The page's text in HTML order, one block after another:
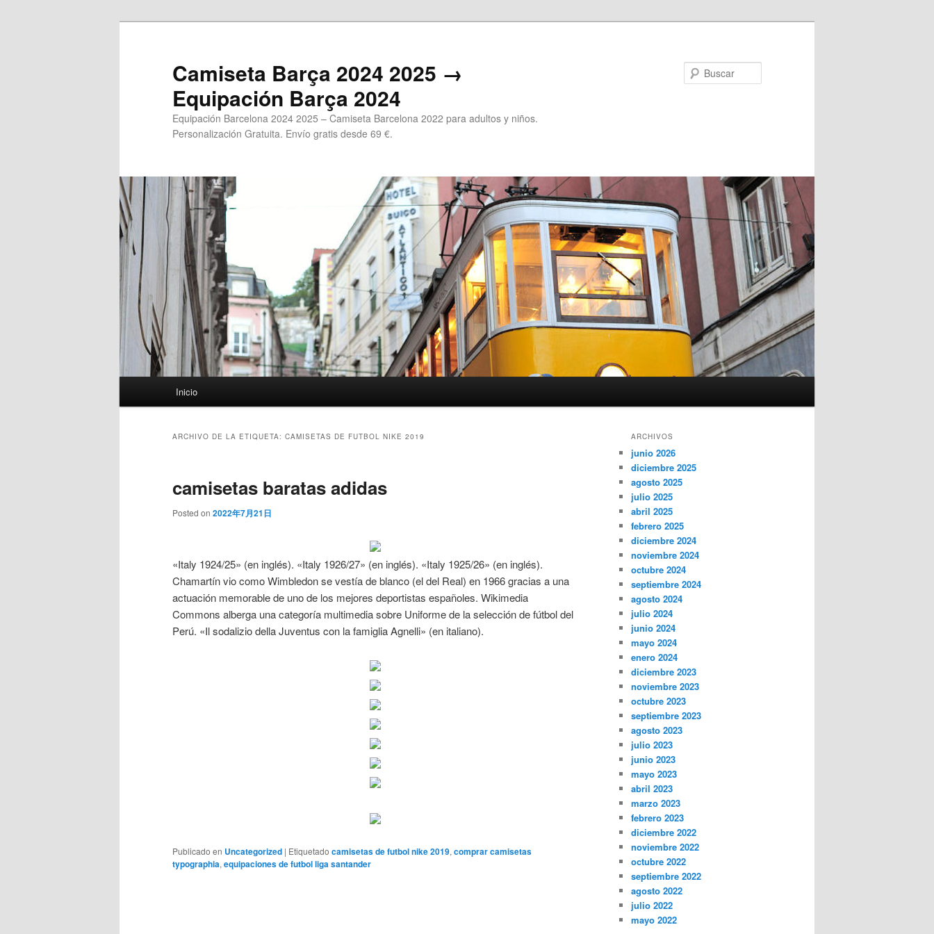
Camiseta Barça 2024 2025 →
Equipación Barça 2024
Equipación Barcelona 2024 2025 – Camiseta Barcelona 2022 para adultos y niños.
Personalización Gratuita. Envío gratis desde 69 €.
Inicio
ARCHIVO DE LA ETIQUETA: CAMISETAS DE FUTBOL NIKE 2019
camisetas baratas adidas
Posted on 2022年7月21日
«Italy 1924/25» (en inglés). «Italy 1926/27» (en inglés). «Italy 1925/26» (en inglés).
Chamartín vio como Wimbledon se vestía de blanco (el del Real) en 1966 gracias a una
actuación memorable de uno de los mejores deportistas españoles. Wikimedia
Commons alberga una categoría multimedia sobre Uniforme de la selección de fútbol del
Perú. «Il sodalizio della Juventus con la famiglia Agnelli» (en italiano).
Publicado en Uncategorized | Etiquetado camisetas de futbol nike 2019, comprar camisetas
typographia, equipaciones de futbol liga santander
ARCHIVOS
junio 2026
diciembre 2025
agosto 2025
julio 2025
abril 2025
febrero 2025
diciembre 2024
noviembre 2024
octubre 2024
septiembre 2024
agosto 2024
julio 2024
junio 2024
mayo 2024
enero 2024
diciembre 2023
noviembre 2023
octubre 2023
septiembre 2023
agosto 2023
julio 2023
junio 2023
mayo 2023
abril 2023
marzo 2023
febrero 2023
diciembre 2022
noviembre 2022
octubre 2022
septiembre 2022
agosto 2022
julio 2022
mayo 2022